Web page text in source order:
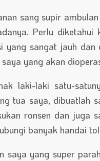
sang supir
Perlu
yang sangat jauh
yang akan
laki-laki satu-
tua saya, dibuatlah
ronsen dan juga
banyak handai
saya yang super